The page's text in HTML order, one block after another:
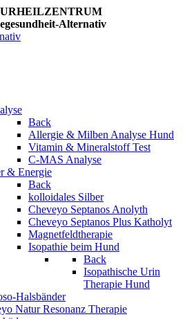
Alternativ
Back
Allergie & Milben Analyse Hund
Vitamin & Mineralstoff Test
C-MAS Analyse
& Energie
Back
kolloidales Silber
Cheveyo Septanos Anolyth
Cheveyo Septanos Plus Katholyt
Magnetfeldtherapie
Isopathie beim Hund
Back
Isopathische Urin
Therapie Hund
Halsbänder
Natur Resonanz Therapie